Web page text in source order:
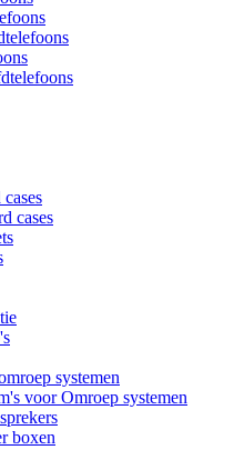
cases
systemen
voor Omroep systemen
boxen